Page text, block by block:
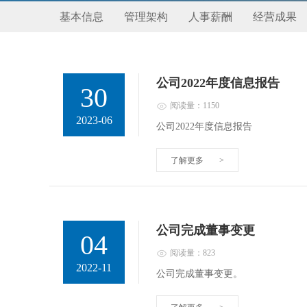
基本信息 管理架构 人事薪酬 经营成果
30
2023-06
公司2022年度信息报告
阅读量：1150
公司2022年度信息报告
了解更多 >
04
2022-11
公司完成董事变更
阅读量：823
公司完成董事变更。